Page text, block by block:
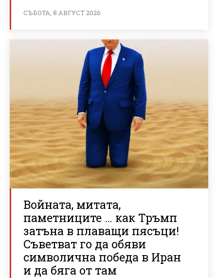
СЪБОТА, 8 АВГУСТ 2026
Войната, митата,
паметниците … как Тръмп
затъна в плаващи пясъци!
Съветват го да обяви
символична победа в Иран
и да бяга от там